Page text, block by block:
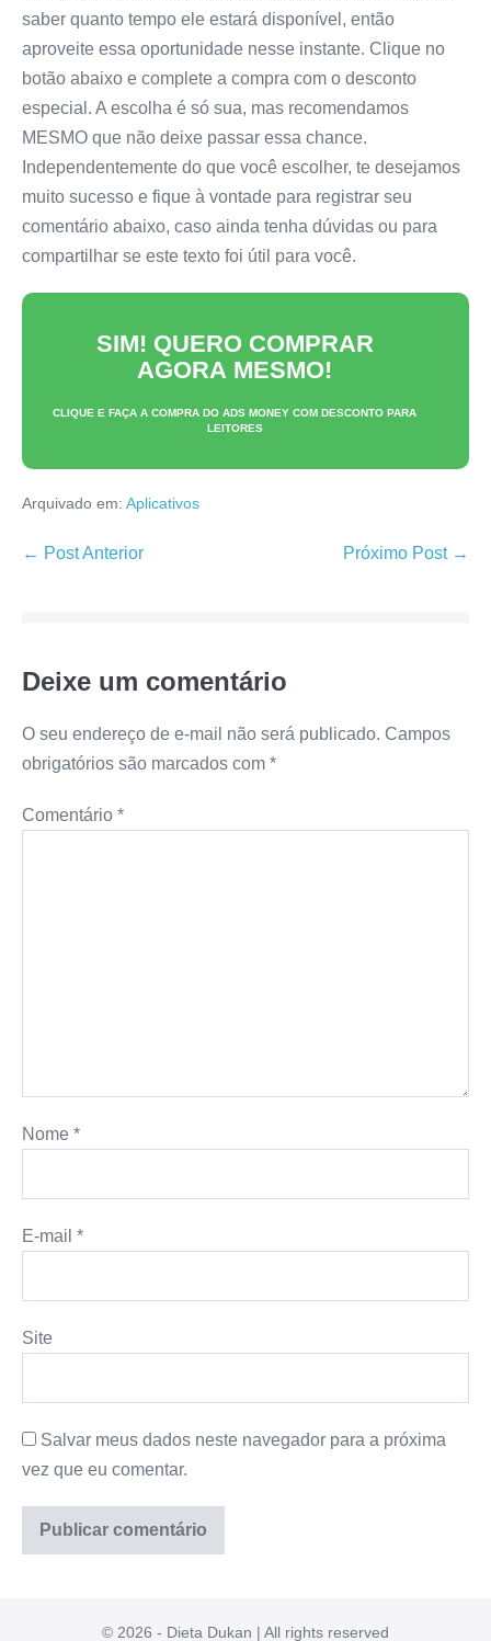
saber quanto tempo ele estará disponível, então
aproveite essa oportunidade nesse instante. Clique no
botão abaixo e complete a compra com o desconto
especial. A escolha é só sua, mas recomendamos
MESMO que não deixe passar essa chance.
Independentemente do que você escolher, te desejamos
muito sucesso e fique à vontade para registrar seu
comentário abaixo, caso ainda tenha dúvidas ou para
compartilhar se este texto foi útil para você.
SIM! QUERO COMPRAR
AGORA MESMO!
CLIQUE E FAÇA A COMPRA DO ADS MONEY COM DESCONTO PARA
LEITORES
Arquivado em: Aplicativos
Navegação
← Post Anterior Próximo Post →
Deixe um comentário
O seu endereço de e-mail não será publicado. Campos
obrigatórios são marcados com *
Comentário *
Nome *
E-mail *
Site
Salvar meus dados neste navegador para a próxima
vez que eu comentar.
© 2026 - Dieta Dukan | All rights reserved